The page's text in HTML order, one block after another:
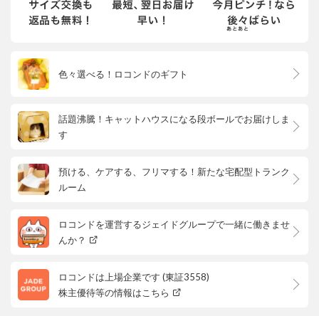
色々選べる！ロコンドのギフト
話題沸騰！キャットハウスになる段ボールでお届けしま
す
預ける、ケアする、フリマする！新たな宅配型トランク
ルーム
ロコンドを運営するジェイドグループで一緒に働きませ
んか？
ロコンドは上場企業です (東証3558)
株主優待等の情報はこちら